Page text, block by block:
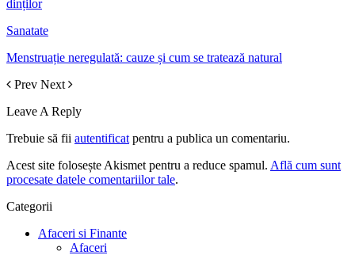
dinților
Sanatate
Menstruație neregulată: cauze și cum se tratează natural
Prev Next
Leave A Reply
Trebuie să fii autentificat pentru a publica un comentariu.
Acest site folosește Akismet pentru a reduce spamul. Află cum sunt
procesate datele comentariilor tale.
Categorii
Afaceri si Finante
Afaceri